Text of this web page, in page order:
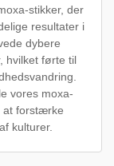
stikker, der
resultater i
dybere
hvilket førte til
vores moxa-
at forstærke
kulturer.